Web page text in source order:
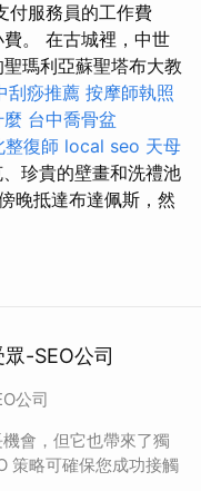
付服務員的工作費
。 在古城裡，中世
瑪利亞蘇聖塔布大教
刮痧推薦 按摩師執照
台中喬骨盆
整復師 local seo 天母
珍貴的壁畫和洗禮池
晚抵達布達佩斯，然
-SEO公司
公司
會，但它也帶來了獨
策略可確保您成功接觸